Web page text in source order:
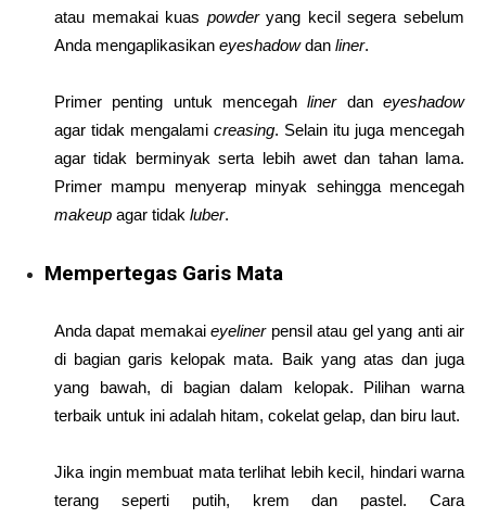
atau memakai kuas powderyang kecil segera sebelum
Anda mengaplikasikan eyeshadowdan liner.
Primer penting untuk mencegahliner daneyeshadow
agar tidak mengalami creasing. Selain itu juga mencegah
agar tidak berminyak serta lebih awet dan tahan lama.
Primer mampu menyerap minyak sehingga mencegah
makeup agar tidak luber.
Mempertegas Garis Mata
Anda dapat memakaieyeliner pensil atau gel yang anti air
di bagian garis kelopak mata. Baik yang atas dan juga
yang bawah, di bagian dalam kelopak. Pilihan warna
terbaik untuk ini adalah hitam, cokelat gelap, dan biru laut.
Jika ingin membuat mata terlihat lebih kecil, hindari warna
terang seperti putih, krem dan pastel. Cara